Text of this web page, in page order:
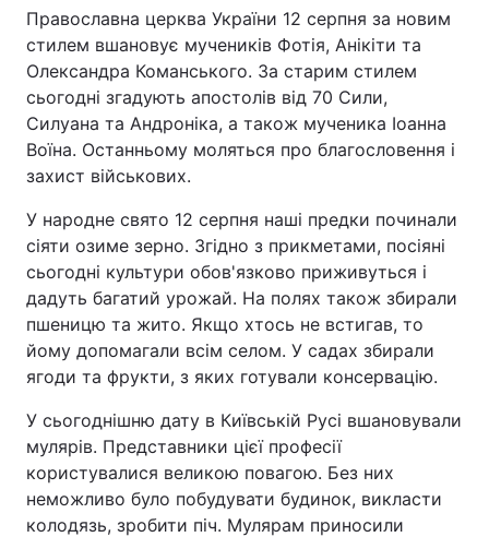
Головна Війна
Україна Політика
Економіка Світ
Спорт
Техно і зв'язок Лайт
Зброя Інциденти
Здоров'я Туризм
Цікавинки
Екологія Регіони
Лонгріди
Відео з Youtube Статті
Православна церква України 12 серпня за новим
стилем вшановує мучеників Фотія, Анікіти та
Олександра Команського. За старим стилем
сьогодні згадують апостолів від 70 Сили,
Силуана та Андроніка, а також мученика Іоанна
Воїна. Останньому моляться про благословення і
захист військових.
У народне свято 12 серпня наші предки починали
сіяти озиме зерно. Згідно з прикметами, посіяні
сьогодні культури обов'язково приживуться і
дадуть багатий урожай. На полях також збирали
пшеницю та жито. Якщо хтось не встигав, то
йому допомагали всім селом. У садах збирали
ягоди та фрукти, з яких готували консервацію.
У сьогоднішню дату в Київській Русі вшановували
мулярів. Представники цієї професії
користувалися великою повагою. Без них
неможливо було побудувати будинок, викласти
колодязь, зробити піч. Мулярам приносили